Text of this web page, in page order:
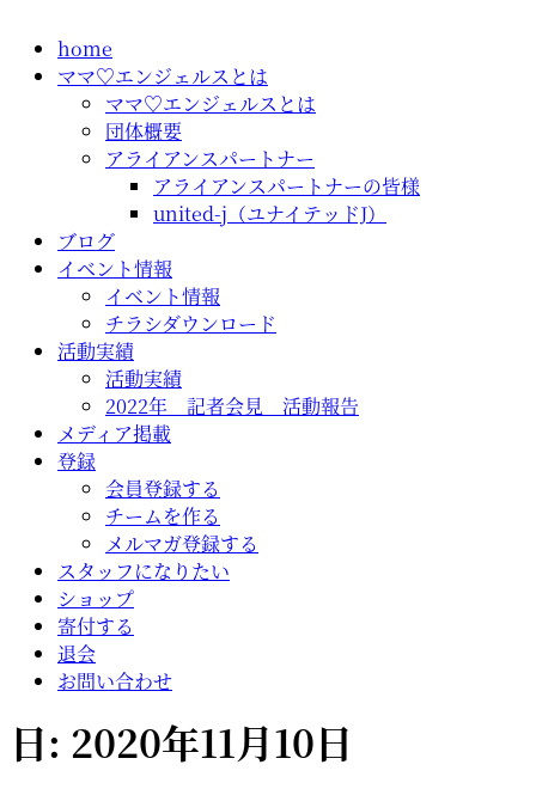
home
ママ♡エンジェルスとは
ママ♡エンジェルスとは
団体概要
アライアンスパートナー
アライアンスパートナーの皆様
united-j（ユナイテッドJ）
ブログ
イベント情報
イベント情報
チラシダウンロード
活動実績
活動実績
2022年 記者会見 活動報告
メディア掲載
登録
会員登録する
チームを作る
メルマガ登録する
スタッフになりたい
ショップ
寄付する
退会
お問い合わせ
日: 2020年11月10日